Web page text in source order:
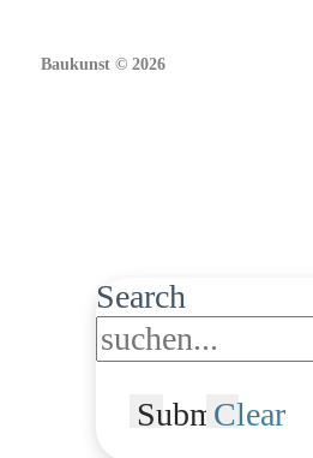
Baukunst © 2026
Search
SubmitClear